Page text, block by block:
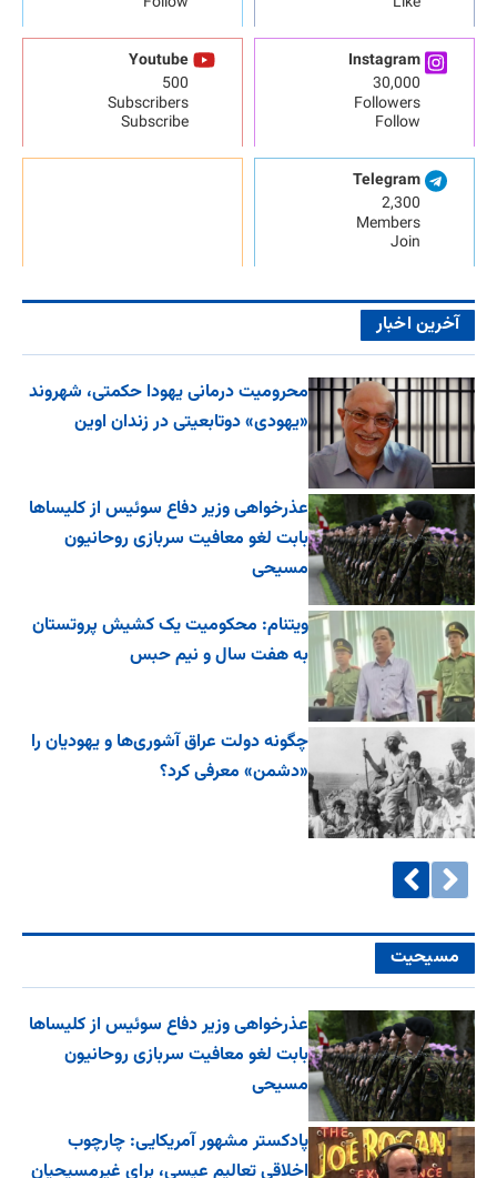
Instagram
30,000
Followers
Follow
Youtube
500
Subscribers
Subscribe
Telegram
2,300
Members
Join
آخرین اخبار
محرومیت درمانی یهودا حکمتی، شهروند
«یهودی» دوتابعیتی در زندان اوین
عذرخواهی وزیر دفاع سوئیس از کلیساها
بابت لغو معافیت سربازی روحانیون
مسیحی
ویتنام: محکومیت یک کشیش پروتستان
به هفت سال و نیم حبس
چگونه دولت عراق آشوری‌ها و یهودیان را
«دشمن» معرفی کرد؟
مسیحیت
عذرخواهی وزیر دفاع سوئیس از کلیساها
بابت لغو معافیت سربازی روحانیون
مسیحی
پادکستر مشهور آمریکایی: چارچوب
اخلاقی تعالیم عیسی، برای غیرمسیحیان